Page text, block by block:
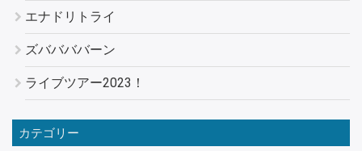
エナドリトライ
ズババババーン
ライブツアー2023！
カテゴリー